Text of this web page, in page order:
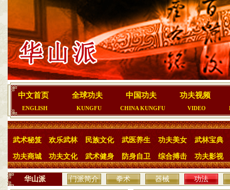
中文首页
ENGLISH
全球功夫
KUNGFU
中国功夫
CHINA KUNGFU
功夫视频
VIDEO
武术秘笈 欢乐武林 民族文化 武医养生 功夫美女 武林宝典
功夫商城 功夫文化 武术健身 防身自卫 综合搏击 功夫影视
华山派 门派简介 拳术 器械 功法